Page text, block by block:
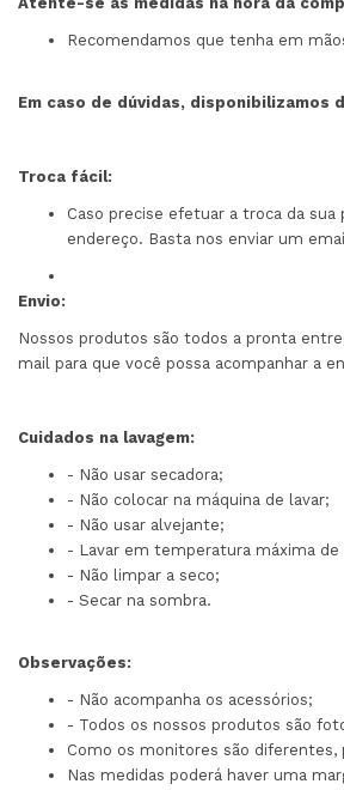
Recomendamos que tenha em
Em caso de dúvidas, disponibilizamos
Troca fácil:
Caso precise efetuar a troca da
endereço. Basta nos enviar um
Envio:
Nossos produtos são todos a pronta
mail para que você possa acompanhar a
Cuidados na lavagem:
- Não usar secadora;
- Não colocar na máquina de lavar;
- Não usar alvejante;
- Lavar em temperatura máxima de
- Não limpar a seco;
- Secar na sombra.
Observações:
- Não acompanha os acessórios;
- Todos os nossos produtos são
Como os monitores são diferentes,
Nas medidas poderá haver uma